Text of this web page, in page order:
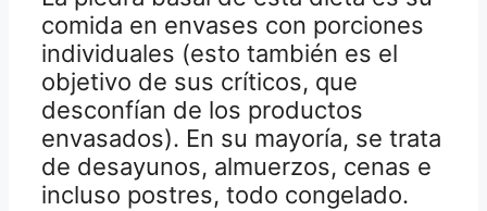
comida en envases con porciones
individuales (esto también es el
objetivo de sus críticos, que
desconfían de los productos
envasados). En su mayoría, se trata
de desayunos, almuerzos, cenas e
incluso postres, todo congelado.